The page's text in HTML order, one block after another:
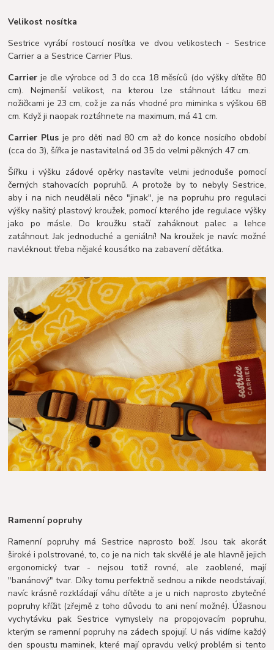
Velikost nosítka
Sestrice vyrábí rostoucí nosítka ve dvou velikostech - Sestrice
Carrier a a Sestrice Carrier Plus.
Carrier je dle výrobce od 3 do cca 18 měsíců (do výšky dítěte 80
cm). Nejmenší velikost, na kterou lze stáhnout látku mezi
nožičkami je 23 cm, což je za nás vhodné pro miminka s výškou 68
cm. Když ji naopak roztáhnete na maximum, má 41 cm.
Carrier Plusje pro děti nad 80 cm až do konce nosícího období
(cca do 3), šířka je nastavitelná od 35 do velmi pěkných 47 cm.
Šířku i výšku zádové opěrky nastavíte velmi jednoduše pomocí
černých stahovacích popruhů. A protože by to nebyly Sestrice,
aby i na nich neudělali něco "jinak", je na popruhu pro regulaci
výšky našitý plastový kroužek, pomocí kterého jde regulace výšky
jako po másle. Do kroužku stačí zaháknout palec a lehce
zatáhnout. Jak jednoduché a geniální! Na kroužek je navíc možné
navléknout třeba nějaké kousátko na zabavení děťátka.
Ramenní popruhy
Ramenní popruhy má Sestrice naprosto boží. Jsou tak akorát
široké i polstrované, to, co je na nich tak skvělé je ale hlavně jejich
ergonomický tvar - nejsou totiž rovné, ale zaoblené, mají
"banánový" tvar. Díky tomu perfektně sednou a nikde neodstávají,
navíc krásně rozkládají váhu dítěte a je u nich naprosto zbytečné
popruhy křížit (zřejmě z toho důvodu to ani není možné). Úžasnou
vychytávku pak Sestrice vymyslely na propojovacím popruhu,
kterým se ramenní popruhy na zádech spojují. U nás vidíme každý
den spoustu maminek, které mají opravdu velký problém si tento